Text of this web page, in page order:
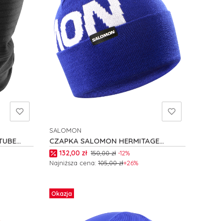
CZAPKA SALOMON HERMITAGE
C23664
PRODUCENT
SALOMON
Cena promocyjna
132,00 zł 150,00 zł -12%
Najniższa cena: 105,00 zł+26%
Okazja